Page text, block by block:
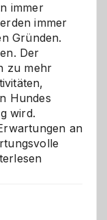
immer
immer
Gründen.
Der
zu mehr
Hundes
wird.
an